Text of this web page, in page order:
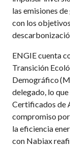
las emisiones
con los
ENGIE cuenta
Transición
Demográfico
delegado, lo
Certificados de
compromiso
la eficiencia
con Nabiax